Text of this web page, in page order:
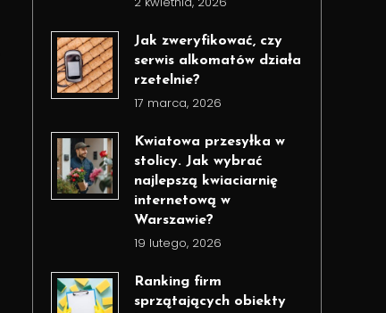
Jak zweryfikować, czy
serwis alkomatów działa
rzetelnie?
17 marca, 2026
Kwiatowa przesyłka w
stolicy. Jak wybrać
najlepszą kwiaciarnię
internetową w
Warszawie?
19 lutego, 2026
Ranking firm
sprzątających obiekty